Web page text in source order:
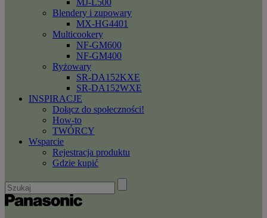
MJ-L500
Blendery i zupowary
MX-HG4401
Multicookery
NF-GM600
NF-GM400
Ryżowary
SR-DA152KXE
SR-DA152WXE
INSPIRACJE
Dołącz do społeczności!
How-to
TWÓRCY
Wsparcie
Rejestracja produktu
Gdzie kupić